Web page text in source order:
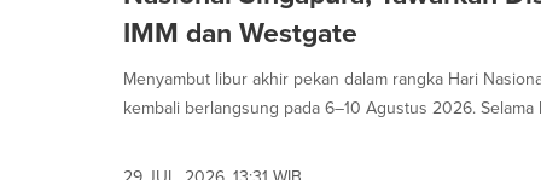
IMM dan Westgate
Menyambut libur akhir pekan dalam rangka Hari
kembali berlangsung pada 6–10 Agustus 2026. Selama